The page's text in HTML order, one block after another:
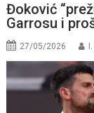
Đoković
Garrosu i
27/05/2026